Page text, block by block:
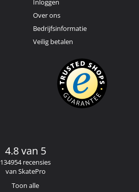
Inloggen
Over ons
Bedrijfsinformatie
Veilig betalen
4.8 van 5
134954 recensies
van SkatePro
Toon alle